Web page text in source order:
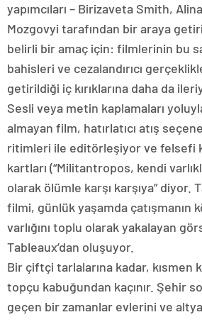
yapımcıları – Birizaveta Smith,
Mozgovyi tarafından bir araya
belirli bir amaç için: filmlerinin bu
bahisleri ve cezalandırıcı
getirildiği iç kırıklarına daha da
Sesli veya metin kaplamaları
almayan film, hatırlatıcı atış
ritimleri ile editörleşiyor ve felsefi
kartları (“Militantropos, kendi
olarak ölümle karşı karşıya” diyor.
filmi, günlük yaşamda çatışmanın
varlığını toplu olarak yakalayan
Tableaux’dan oluşuyor.
Bir çiftçi tarlalarına kadar, kısmen
topçu kabuğundan kaçınır. Şehir
geçen bir zamanlar evlerini ve